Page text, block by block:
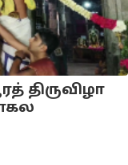
திருவிழா